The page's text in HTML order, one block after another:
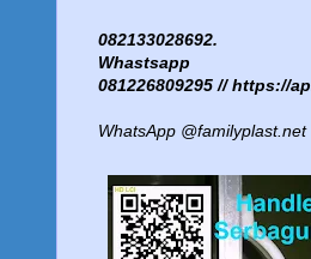
082133028692.
Whastsapp
081226809295 //https://
WhatsApp @familyplast.net